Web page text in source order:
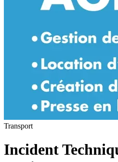
Transport
Incident